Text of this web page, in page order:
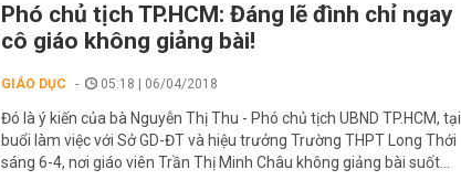
Phó chủ tịch TP.HCM: Đáng lẽ đình chỉ ngay
cô giáo không giảng bài!
GIÁO DỤC 05:18 | 06/04/2018
Đó là ý kiến của bà Nguyễn Thị Thu - Phó chủ tịch UBND TP.HCM, tại
buổi làm việc với Sở GD-ĐT và hiệu trưởng Trường THPT Long Thới
sáng 6-4, nơi giáo viên Trần Thị Minh Châu không giảng bài suốt...